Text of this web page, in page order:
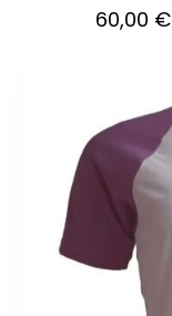
60,00 €